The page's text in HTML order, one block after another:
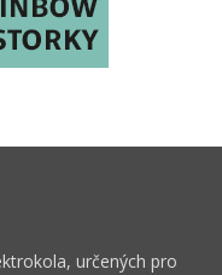
určených pro